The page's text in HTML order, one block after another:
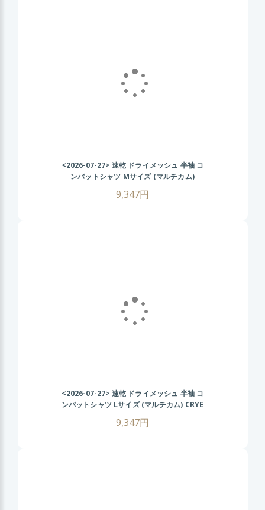
<2026-07-27> 速乾 ドライメッシュ 半袖 コ
ンバットシャツ Mサイズ (マルチカム)
抜群 戦闘服 サバゲー装備 サバイバルゲーム
9,347円
<2026-07-27> 速乾 ドライメッシュ 半袖 コ
ンバットシャツ Lサイズ (マルチカム) CRYE
闘服 サバゲー装備 サバイバルゲーム メンズ
9,347円